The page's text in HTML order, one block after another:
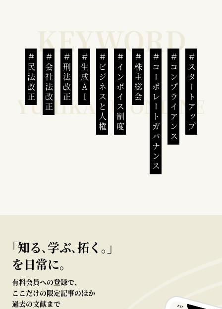
民法改正 会社法改正 刑法改正 生成AI ビジネスと人権インボイス制度 株主総会 コーポレートガバナンスコンプライアンススタートアップ
｢知る､学ぶ､拓く｡｣
を日常に。
有料会員への登録で、
ここだけの限定記事のほか
過去の文献まで